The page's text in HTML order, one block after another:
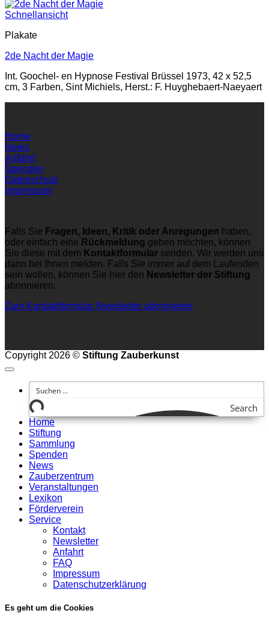
Schnellansicht
Plakate
2de Nacht der Magie
Int. Goochel- en Hypnose Festival Brüssel 1973, 42 x 52,5
cm, 3 Farben, Sint Michiels, Herst.: F. Huyghebaert-Naeyaert
Home
News
Anfahrt
Spenden
Datenschutz
Impressum
Falls Sie Fragen, Ideen, Kritik oder Anregungen haben,
oder einfach eine Rückmeldung geben möchten, können
Sie diese mit dem Kontaktformular senden. Wir werden uns
dann bei Ihnen melden. Falls Sie immer auf dem Laufenden
sein wollen, können Sie hier den Newsletter der Stiftung
abonnieren.
Zum Kontaktformular Newsletter abonnieren
Copyright 2026 © Stiftung Zauberkunst
Search
Home
Stiftung
Sammlung
Spenden
News
Zauberzentrum
Veranstaltungen
Lexikon
Förderverein
Service
Kontakt
Newsletter
Anfahrt
FAQ
Impressum
Datenschutzerklärung
Es geht um die Cookies